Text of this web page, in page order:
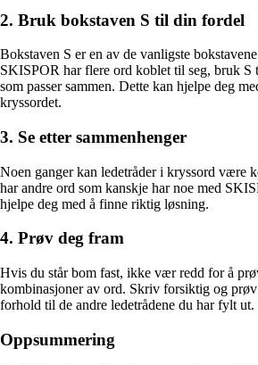
2. Bruk bokstaven S til din fordel
Bokstaven S er en av de vanligste
SKISPOR har flere ord koblet til seg, bruk S
som passer sammen. Dette kan hjelpe deg
kryssordet.
3. Se etter sammenhenger
Noen ganger kan ledetråder i kryssord være
har andre ord som kanskje har noe med
hjelpe deg med å finne riktig løsning.
4. Prøv deg fram
Hvis du står bom fast, ikke vær redd for å
kombinasjoner av ord. Skriv forsiktig og
forhold til de andre ledetrådene du har fylt ut.
Oppsummering